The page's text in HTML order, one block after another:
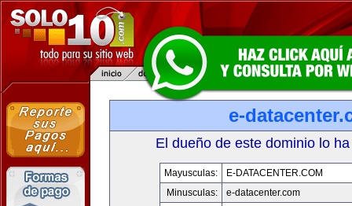
e-
El dueño de este dominio lo
Mayusculas:
E-DATACENTER.COM
Minusculas:
e-datacenter.com